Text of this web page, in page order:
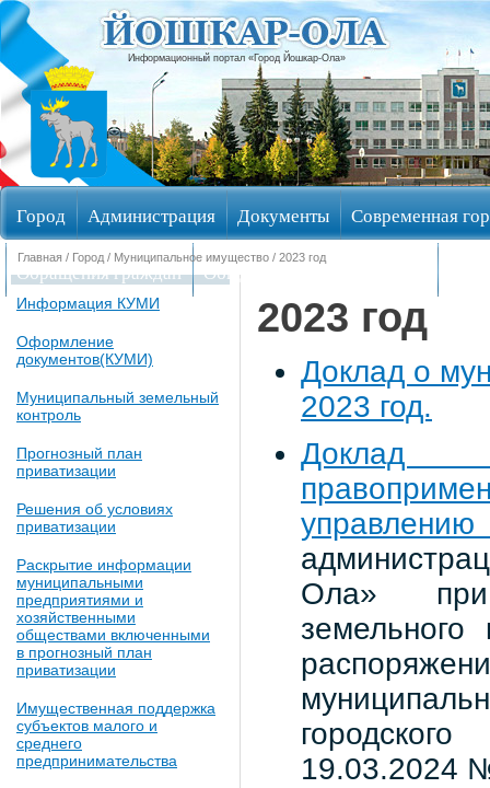
Информационный портал «Город Йошкар-Ола»
Город Администрация Документы Современная
Обращения граждан Общественные обсуждения
Главная / Город / Муниципальное имущество / 2023 год
Информация КУМИ
Оформление
документов(КУМИ)
Муниципальный земельный
контроль
Прогнозный план
приватизации
Решения об условиях
приватизации
Раскрытие информации
муниципальными
предприятиями и
хозяйственными
обществами включенными
в прогнозный план
приватизации
Имущественная поддержка
субъектов малого и
среднего
предпринимательства
2023 год
Доклад о
2023 год.
Доклад
Ола» при
19.03.2024